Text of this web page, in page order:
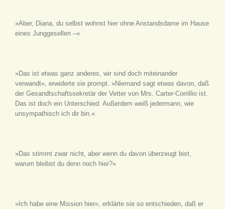
»Aber, Diana, du selbst wohnst hier ohne Anstandsdame im Hause
eines Junggesellen –«
»Das ist etwas ganz anderes, wir sind doch miteinander
verwandt«, erwiderte sie prompt. »Niemand sagt etwas davon, daß
der Gesandtschaftssekretär der Vetter von Mrs. Carter-Corrillio ist.
Das ist doch ein Unterschied. Außerdem weiß jedermann, wie
unsympathisch ich dir bin.«
»Das stimmt zwar nicht, aber wenn du davon überzeugt bist,
warum bleibst du denn noch hier?«
»Ich habe eine Mission hier«, erklärte sie so entschieden, daß er